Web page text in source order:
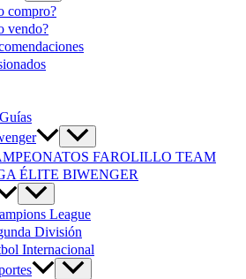
compro?
vendo?
FAROLILLO TEAM
ÉLITE BIWENGER
League
División
Internacional